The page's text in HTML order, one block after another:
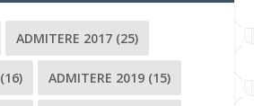
ADMITERE 2017 (25)
(16) ADMITERE 2019 (15)